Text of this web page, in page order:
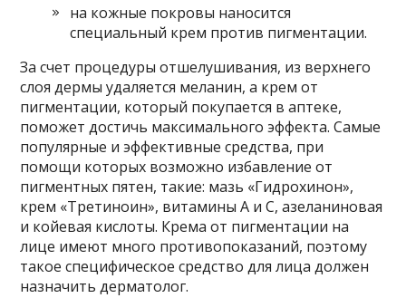
на кожные покровы наносится
специальный крем против пигментации.
За счет процедуры отшелушивания, из верхнего
слоя дермы удаляется меланин, а крем от
пигментации, который покупается в аптеке,
поможет достичь максимального эффекта. Самые
популярные и эффективные средства, при
помощи которых возможно избавление от
пигментных пятен, такие: мазь «Гидрохинон»,
крем «Третиноин», витамины А и С, азеланиновая
и койевая кислоты. Крема от пигментации на
лице имеют много противопоказаний, поэтому
такое специфическое средство для лица должен
назначить дерматолог.